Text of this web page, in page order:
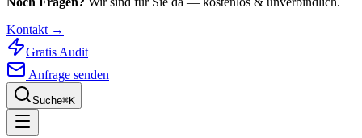
Kontakt →
Gratis Audit
Anfrage senden
Suche⌘K